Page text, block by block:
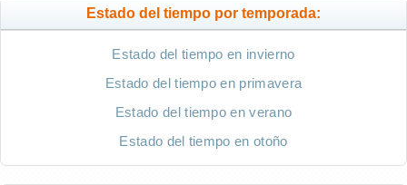
Estado del tiempo por temporada:
Estado del tiempo en invierno
Estado del tiempo en primavera
Estado del tiempo en verano
Estado del tiempo en otoño